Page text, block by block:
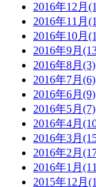
2016年12月
2016年11月
2016年10月
2016年9月
2016年8月(3)
2016年7月(6)
2016年6月(9)
2016年5月(7)
2016年4月
2016年3月
2016年2月
2016年1月
2015年12月